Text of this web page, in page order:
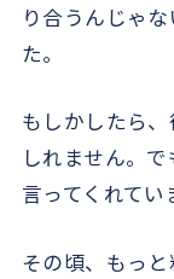
り合うんじゃ
た。
もしかしたら
しれません。
言ってくれてい
その頃、もっ